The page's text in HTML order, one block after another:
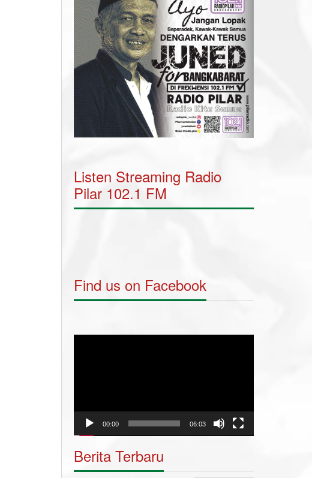
Listen Streaming Radio
Pilar 102.1 FM
Find us on Facebook
00:00 06:03
Berita Terbaru